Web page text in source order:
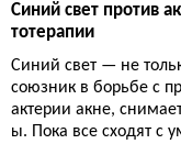
Синий свет против
тотерапии
Синий свет — не
союзник в борьбе с
актерии акне,
ы. Пока все сходят с